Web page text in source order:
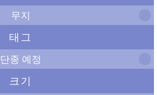
무지
태그
단종 예정
크기